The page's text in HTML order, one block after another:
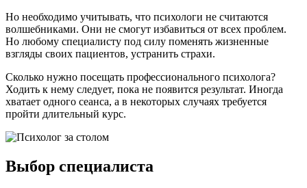
Но необходимо учитывать, что психологи не считаются
волшебниками. Они не смогут избавиться от всех проблем.
Но любому специалисту под силу поменять жизненные
взгляды своих пациентов, устранить страхи.
Сколько нужно посещать профессионального психолога?
Ходить к нему следует, пока не появится результат. Иногда
хватает одного сеанса, а в некоторых случаях требуется
пройти длительный курс.
Выбор специалиста